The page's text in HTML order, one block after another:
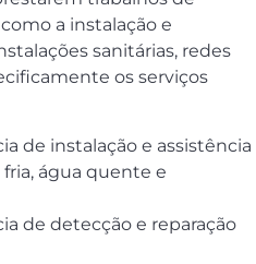
a instalação e
sanitárias, redes
os serviços
de instalação e assistência
fria, água quente e
de detecção e reparação